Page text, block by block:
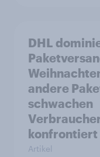
DHL
andere
schwachen
konfrontiert
Artikel